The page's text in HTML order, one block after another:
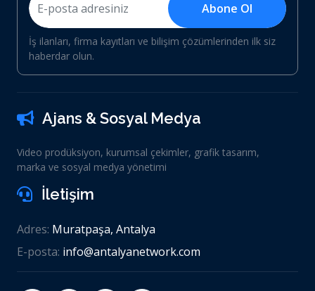
Abone Ol
İş ilanları, firma kayıtları ve bilişim çözümlerinden ilk siz
haberdar olun.
Ajans & Sosyal Medya
Video prodüksiyon, kurumsal çekimler, grafik tasarım,
marka ve sosyal medya yönetimi
İletişim
Adres: Muratpaşa, Antalya
E-posta: info@antalyanetwork.com